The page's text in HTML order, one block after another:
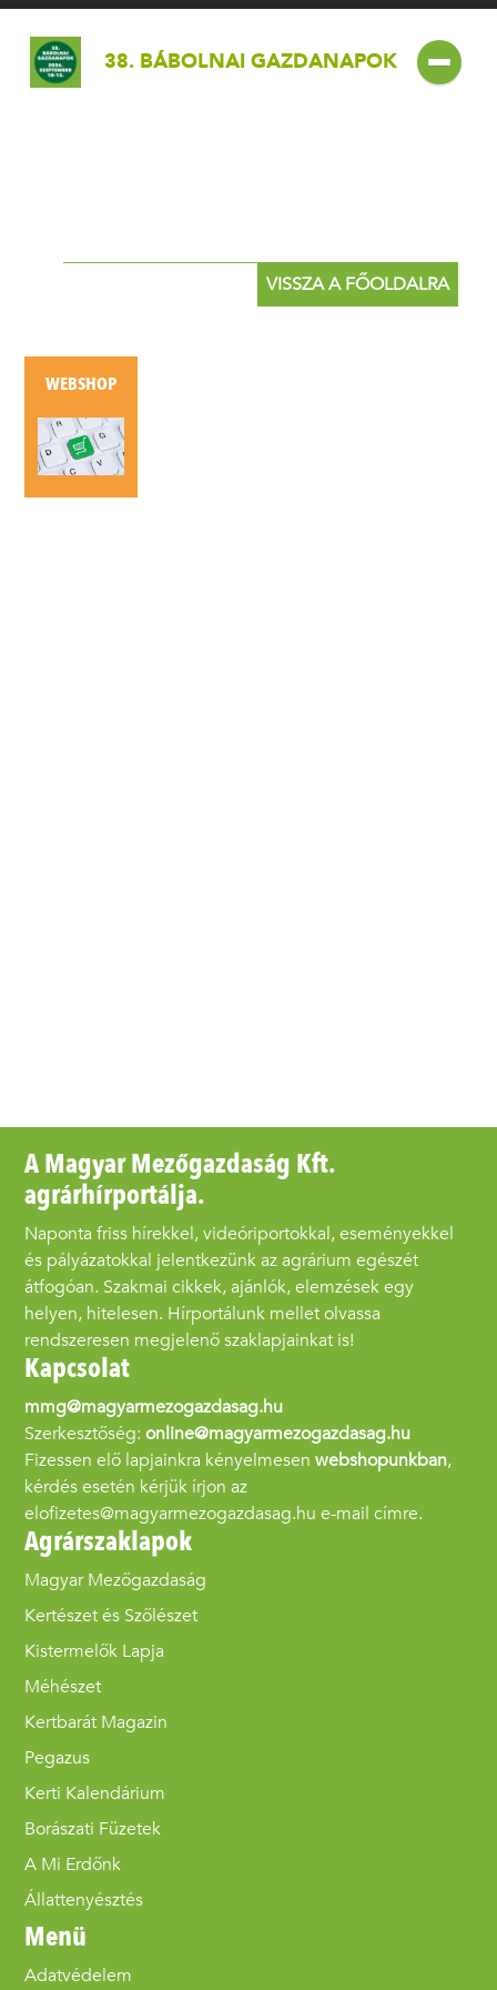
38. BÁBOLNAI GAZDANAPOK
VISSZA A FŐOLDALRA
WEBSHOP
A Magyar Mezőgazdaság Kft.
agrárhírportálja.
Naponta friss hírekkel, videóriportokkal, eseményekkel
és pályázatokkal jelentkezünk az agrárium egészét
átfogóan. Szakmai cikkek, ajánlók, elemzések egy
helyen, hitelesen. Hírportálunk mellet olvassa
rendszeresen megjelenő szaklapjainkat is!
Kapcsolat
mmg@magyarmezogazdasag.hu
Szerkesztőség:online@magyarmezogazdasag.hu
Fizessen elő lapjainkra kényelmesenwebshopunkban,
kérdés esetén kérjük írjon az
elofizetes@magyarmezogazdasag.hu e-mail címre.
Agrárszaklapok
Magyar Mezőgazdaság
Kertészet és Szőlészet
Kistermelők Lapja
Méhészet
Kertbarát Magazin
Pegazus
Kerti Kalendárium
Borászati Füzetek
A Mi Erdőnk
Állattenyésztés
Menü
Adatvédelem